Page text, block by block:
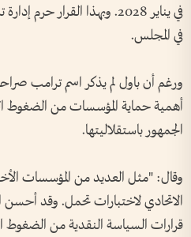
في يناير 2028. وبهذا
في المجلس.
ورغم أن باول لم يذكر اسم ترامب
أهمية حماية المؤسسات من الضغوط
الجمهور باستقلاليتها.
وقال: "مثل العديد من المؤسسات
الاتحادي لاختبارات تحمل. وقد
قرارات السياسة النقدية من